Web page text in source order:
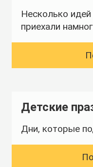
ОПЛАТА
ВОПРОСЫ
ВИШЛИСТ
Несколько
приехали
Детские
Дни, которые